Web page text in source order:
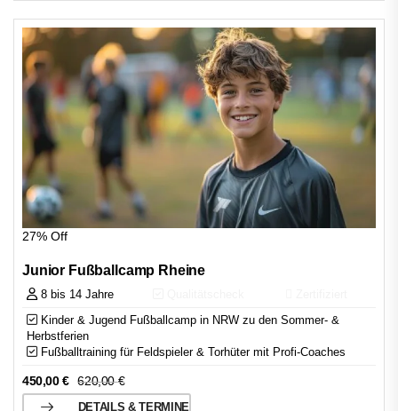
27% Off
Junior Fußballcamp Rheine
8 bis 14 Jahre
Kinder & Jugend Fußballcamp in NRW zu den Sommer- &
Herbstferien
Fußballtraining für Feldspieler & Torhüter mit Profi-Coaches
450,00€ 620,00€
DETAILS & TERMINE